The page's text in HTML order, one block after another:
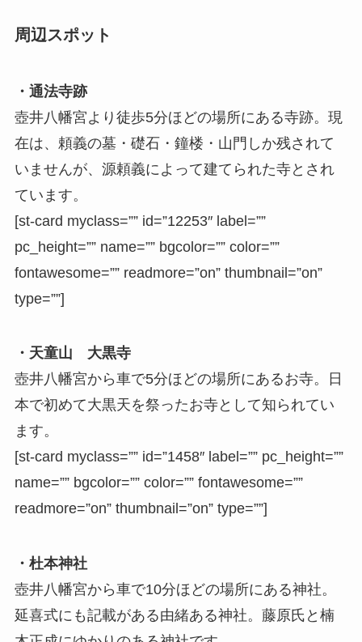
周辺スポット
・通法寺跡
壺井八幡宮より徒歩5分ほどの場所にある寺跡。現
在は、頼義の墓・礎石・鐘楼・山門しか残されて
いませんが、源頼義によって建てられた寺とされ
ています。
[st-card myclass=”” id=”12253″ label=””
pc_height=”” name=”” bgcolor=”” color=””
fontawesome=”” readmore=”on” thumbnail=”on”
type=””]
・天童山 大黒寺
壺井八幡宮から車で5分ほどの場所にあるお寺。日
本で初めて大黒天を祭ったお寺として知られてい
ます。
[st-card myclass=”” id=”1458″ label=”” pc_height=””
name=”” bgcolor=”” color=”” fontawesome=””
readmore=”on” thumbnail=”on” type=””]
・杜本神社
壺井八幡宮から車で10分ほどの場所にある神社。
延喜式にも記載がある由緒ある神社。藤原氏と楠